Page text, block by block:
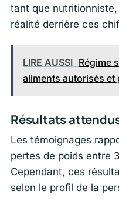
tant que
réalité derrière ces
LIRE AUSSI Régime
aliments autorisés et
Résultats
Les témoignages
pertes de poids entre
Cependant, ces
selon le profil de la